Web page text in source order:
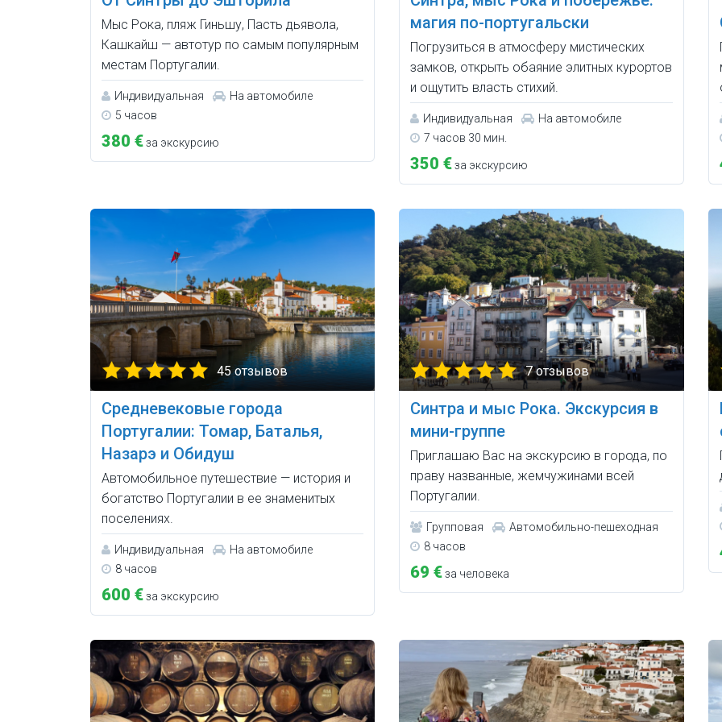
Мыс Рока, пляж Гиньшу, Пасть дьявола,
Кашкайш — автотур по самым популярным
местам Португалии.
Индивидуальная
На автомобиле
5 часов
380 €за экскурсию
магия по-португальски
Погрузиться в атмосферу мистических
замков, открыть обаяние элитных курортов
и ощутить власть стихий.
Индивидуальная
На автомобиле
7 часов 30 мин.
350 €за экскурсию
45 отзывов
Средневековые города
Португалии: Томар, Баталья,
Назарэ и Обидуш
Автомобильное путешествие — история и
богатство Португалии в ее знаменитых
поселениях.
Индивидуальная
На автомобиле
8 часов
600 €за экскурсию
7 отзывов
Синтра и мыс Рока. Экскурсия в
мини-группе
Приглашаю Вас на экскурсию в города, по
праву названные, жемчужинами всей
Португалии.
Групповая
Автомобильно-пешеходная
8 часов
69 €за человека